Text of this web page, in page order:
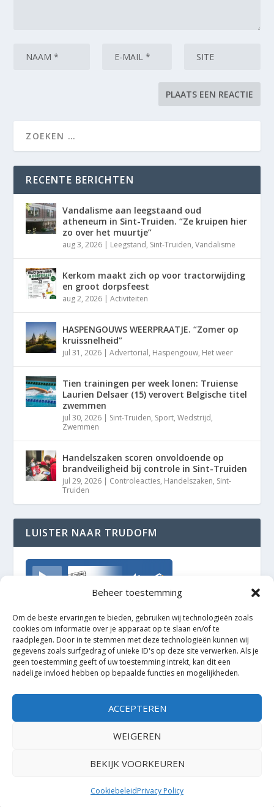
Beheer toestemming
Om de beste ervaringen te bieden, gebruiken wij technologieën zoals
cookies om informatie over je apparaat op te slaan en/of te
raadplegen. Door in te stemmen met deze technologieën kunnen wij
gegevens zoals surfgedrag of unieke ID's op deze site verwerken. Als je
geen toestemming geeft of uw toestemming intrekt, kan dit een
nadelige invloed hebben op bepaalde functies en mogelijkheden.
ACCEPTEREN
WEIGEREN
BEKIJK VOORKEUREN
CookiebeleidPrivacy Policy
RECENTE BERICHTEN
Vandalisme aan leegstaand oud
atheneum in Sint-Truiden. “Ze kruipen hier
zo over het muurtje”
aug 3, 2026 | Leegstand, Sint-Truiden,Vandalisme
Kerkom maakt zich op voor tractorwijding
en groot dorpsfeest
aug 2, 2026 |Activiteiten
HASPENGOUWS WEERPRAATJE. “Zomer op
kruissnelheid”
jul 31, 2026 |Advertorial, Haspengouw, Het weer
Tien trainingen per week lonen: Truiense
Laurien Delsaer (15) verovert Belgische titel
zwemmen
jul 30, 2026 | Sint-Truiden, Sport,Wedstrijd,
Zwemmen
Handelszaken scoren onvoldoende op
brandveiligheid bij controle in Sint-Truiden
jul 29, 2026 | Controleacties, Handelszaken, Sint-
Truiden
LUISTER NAAR TRUDOFM
TrudoFM
Elegant Themes| Mogelijk gemaakt door